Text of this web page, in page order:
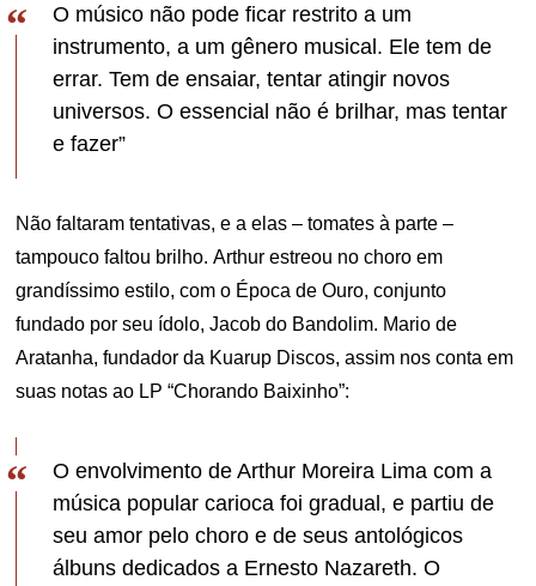
O músico não pode ficar restrito a um
instrumento, a um gênero musical. Ele tem de
errar. Tem de ensaiar, tentar atingir novos
universos. O essencial não é brilhar, mas tentar
e fazer”
Não faltaram tentativas, e a elas – tomates à parte –
tampouco faltou brilho.Arthur estreou no choro em
grandíssimo estilo, com o Época de Ouro, conjunto
fundado por seu ídolo, Jacob do Bandolim. Mario de
Aratanha, fundador da Kuarup Discos, assim nos conta em
suas notas ao LP “Chorando Baixinho”:
O envolvimento de Arthur Moreira Lima com a
música popular carioca foi gradual, e partiu de
seu amor pelo choro e de seus antológicos
álbuns dedicados a Ernesto Nazareth. O